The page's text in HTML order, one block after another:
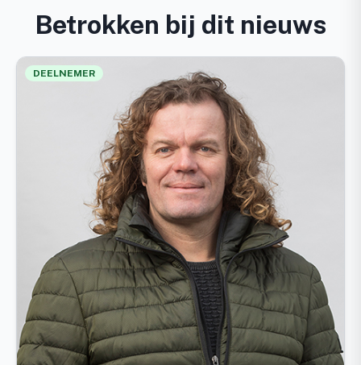
Betrokken bij dit nieuws
DEELNEMER